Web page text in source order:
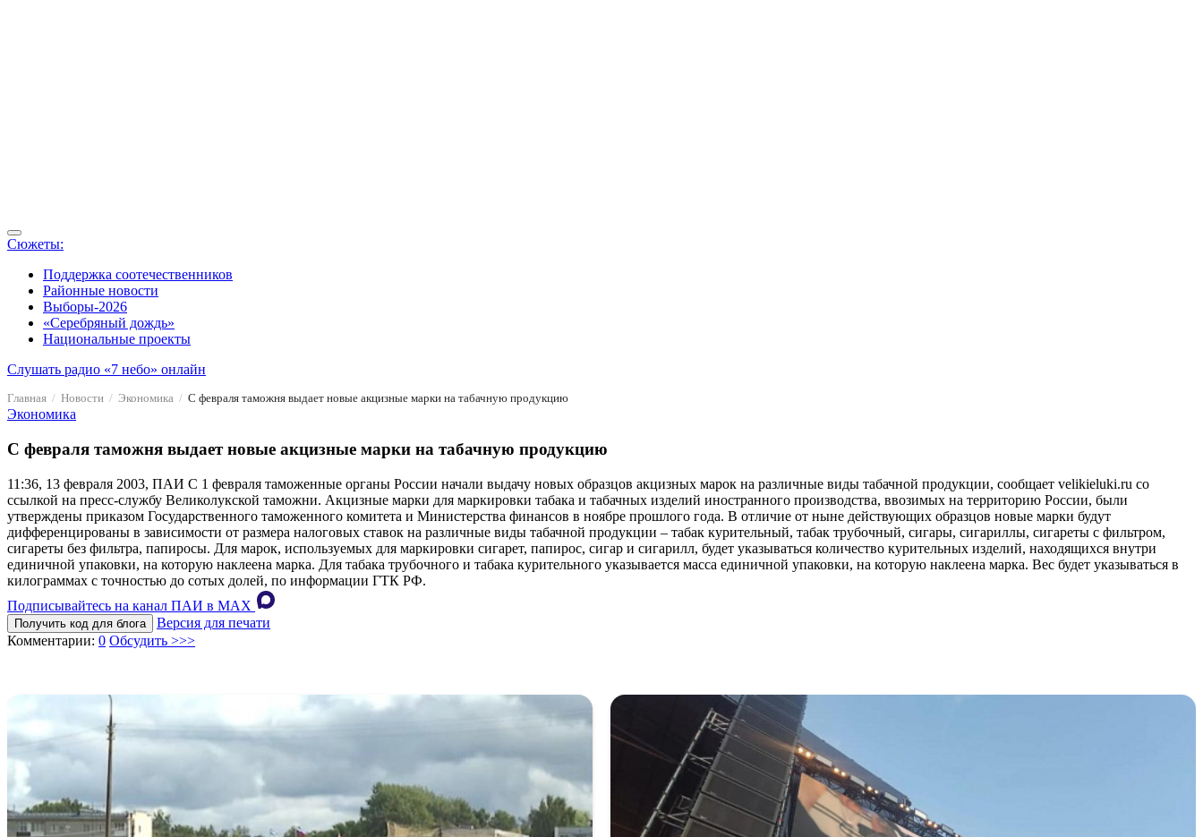
Сюжеты:
Поддержка соотечественников
Районные новости
Выборы-2026
«Серебряный дождь»
Национальные проекты
Слушать радио «7 небо» онлайн
Главная Новости Экономика С февраля таможня выдает новые акцизные марки на табачную продукцию
Экономика
С февраля таможня выдает новые акцизные марки на табачную продукцию
11:36, 13 февраля 2003, ПАИ С 1 февраля таможенные органы России начали выдачу новых образцов акцизных марок на различные виды табачной продукции, сообщает velikieluki.ru со
ссылкой на пресс-службу Великолукской таможни. Акцизные марки для маркировки табака и табачных изделий иностранного производства, ввозимых на территорию России, были
утверждены приказом Государственного таможенного комитета и Министерства финансов в ноябре прошлого года. В отличие от ныне действующих образцов новые марки будут
дифференцированы в зависимости от размера налоговых ставок на различные виды табачной продукции – табак курительный, табак трубочный, сигары, сигариллы, сигареты с фильтром,
сигареты без фильтра, папиросы. Для марок, используемых для маркировки сигарет, папирос, сигар и сигарилл, будет указываться количество курительных изделий, находящихся внутри
единичной упаковки, на которую наклеена марка. Для табака трубочного и табака курительного указывается масса единичной упаковки, на которую наклеена марка. Вес будет указываться в
килограммах с точностью до сотых долей, по информации ГТК РФ.
Подписывайтесь на канал ПАИ в MAХ
Получить код для блога
Версия для печати
Комментарии: 0 Обсудить >>>